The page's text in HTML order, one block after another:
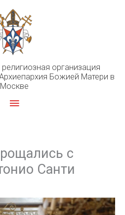
организация
Божией Матери в
Москве
Главное
с
Санти